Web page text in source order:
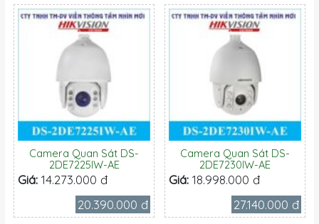
Camera Quan Sát DS-
2DE7225IW-AE
Giá: 14.273.000 đ
20.390.000 đ
Camera Quan Sát DS-
2DE7230IW-AE
Giá: 18.998.000 đ
27.140.000 đ